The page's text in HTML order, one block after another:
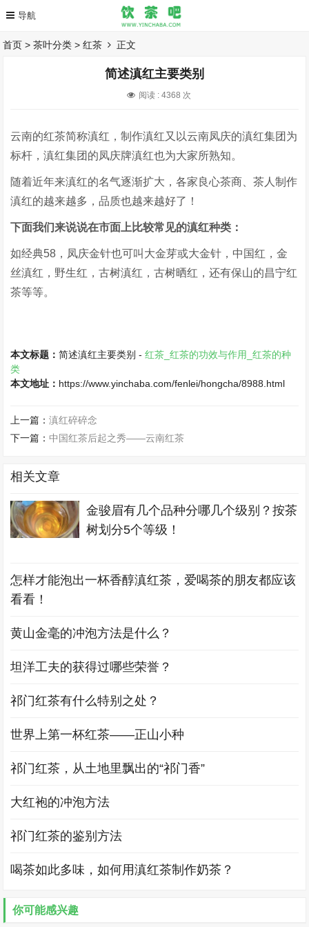
首页 >茶叶分类 >红茶 正文
简述滇红主要类别
阅读 :4368 次
云南的红茶简称滇红，制作滇红又以云南凤庆的滇红集团为
标杆，滇红集团的凤庆牌滇红也为大家所熟知。
随着近年来滇红的名气逐渐扩大，各家良心茶商、茶人制作
滇红的越来越多，品质也越来越好了！
下面我们来说说在市面上比较常见的滇红种类：
如经典58，凤庆金针也可叫大金芽或大金针，中国红，金
丝滇红，野生红，古树滇红，古树晒红，还有保山的昌宁红
茶等等。
本文标题：简述滇红主要类别 -红茶_红茶的功效与作用_红茶的种
类
本文地址： https://www.yinchaba.com/fenlei/hongcha/8988.html
上一篇：滇红碎碎念
下一篇：中国红茶后起之秀——云南红茶
相关文章
金骏眉有几个品种分哪几个级别？按茶
树划分5个等级！
怎样才能泡出一杯香醇滇红茶，爱喝茶的朋友都应该
看看！
黄山金毫的冲泡方法是什么？
坦洋工夫的获得过哪些荣誉？
祁门红茶有什么特别之处？
世界上第一杯红茶——正山小种
祁门红茶，从土地里飘出的“祁门香”
大红袍的冲泡方法
祁门红茶的鉴别方法
喝茶如此多味，如何用滇红茶制作奶茶？
你可能感兴趣